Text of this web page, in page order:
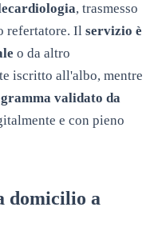
, trasmesso
refertatore. Il servizio è
o da altro
iscritto all'albo, mentre
validato da
e con pieno
domicilio a